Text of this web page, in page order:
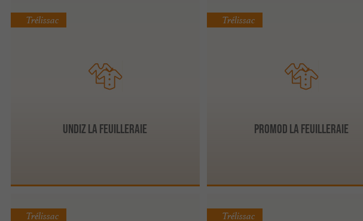
Undiz La Feuilleraie
Trélissac
Promod La Feuilleraie
Trélissac
Trélissac Trélissac